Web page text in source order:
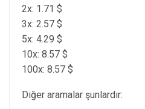
2x: 1.71 $
3x: 2.57 $
5x: 4.29 $
10x: 8.57 $
100x: 8.57 $
Diğer aramalar şunlardır: